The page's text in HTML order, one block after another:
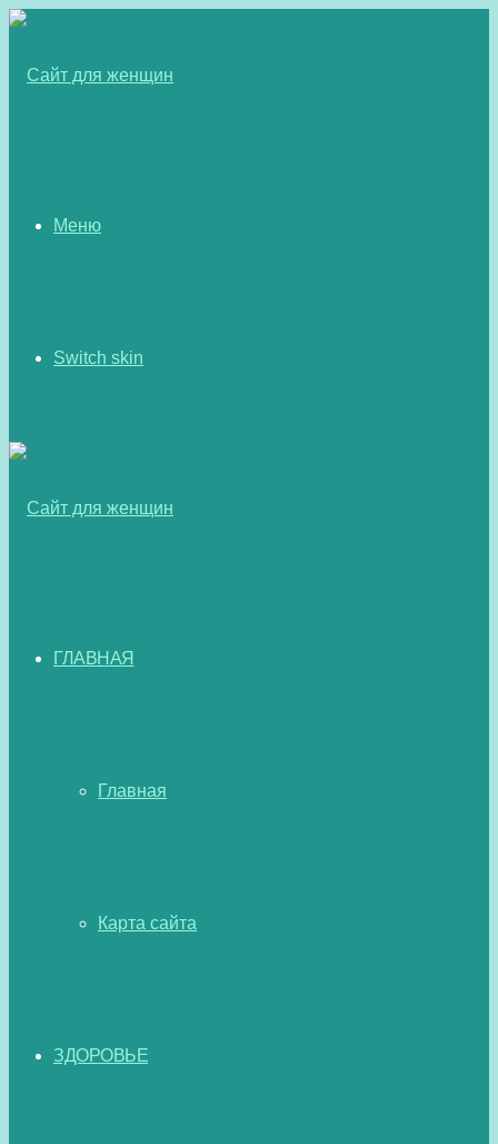
Меню
Switch skin
ГЛАВНАЯ
Главная
Карта сайта
ЗДОРОВЬЕ